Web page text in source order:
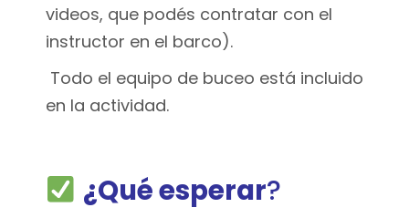
videos, que podés contratar con el
instructor en el barco).
Todo el equipo de buceo está incluido
en la actividad.
¿Qué esperar?